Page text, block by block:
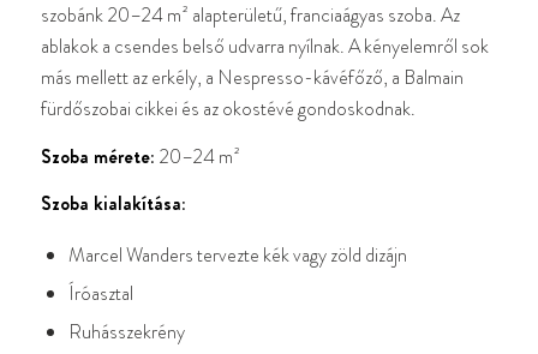
szobánk 20–24 m² alapterületű, franciaágyas szoba. Az
ablakok a csendes belső udvarra nyílnak. A kényelemről sok
más mellett az erkély, a Nespresso-kávéfőző, a Balmain
fürdőszobai cikkei és az okostévé gondoskodnak.
Szoba mérete: 20–24 m²
Szoba kialakítása:
Marcel Wanders tervezte kék vagy zöld dizájn
Íróasztal
Ruhásszekrény